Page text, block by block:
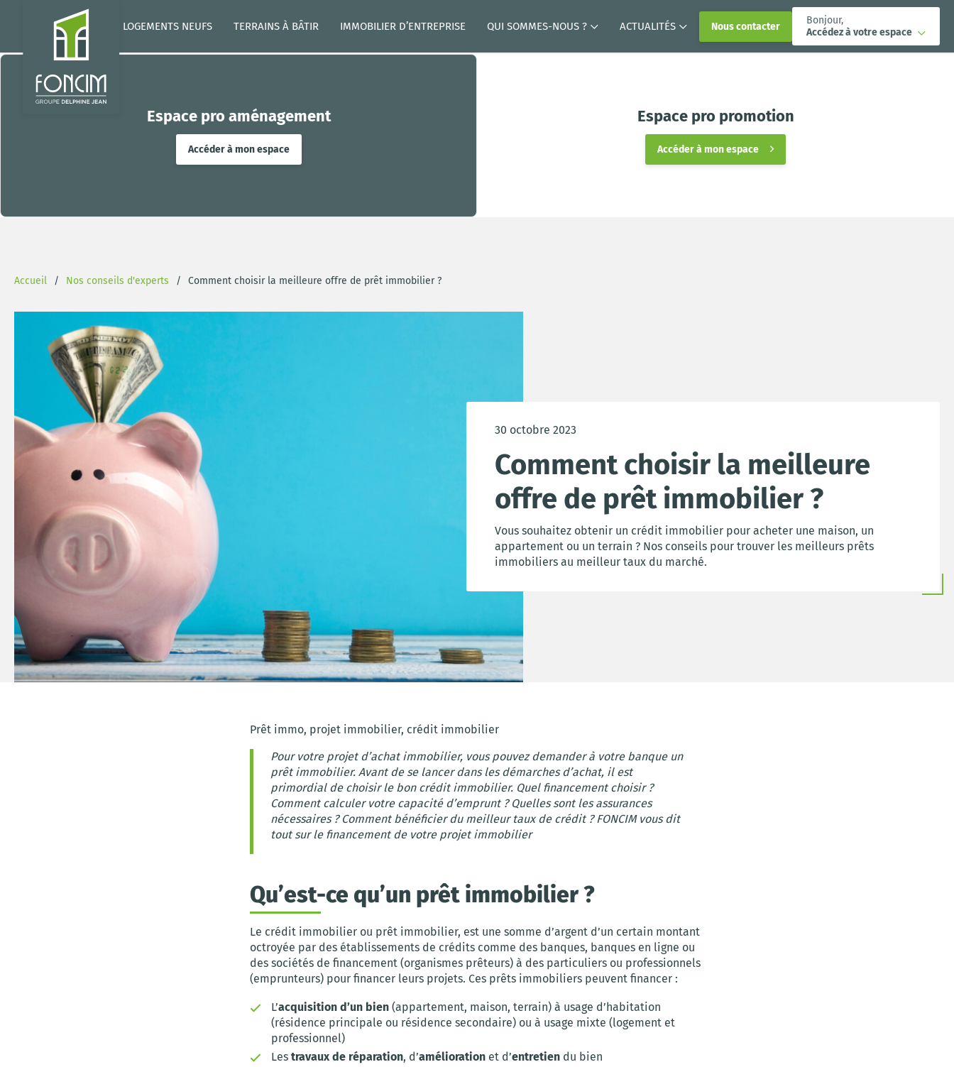
LOGEMENTS NEUFS TERRAINS À BÂTIR IMMOBILIER D’ENTREPRISE QUI SOMMES-NOUS ? ACTUALITÉS Nous contacter
Bonjour,
Accédez à votre espace
Espace pro aménagement
Accéder à mon espace
Espace pro promotion
Accéder à mon espace
Accueil Nos conseils d'experts Comment choisir la meilleure offre de prêt immobilier ?
30 octobre 2023
Comment choisir la meilleure
offre de prêt immobilier ?
Vous souhaitez obtenir un crédit immobilier pour acheter une maison, un
appartement ou un terrain ? Nos conseils pour trouver les meilleurs prêts
immobiliers au meilleur taux du marché.
Prêt immo, projet immobilier, crédit immobilier
Pour votre projet d’achat immobilier, vous pouvez demander à votre banque un
prêt immobilier. Avant de se lancer dans les démarches d’achat, il est
primordial de choisir le bon crédit immobilier. Quel financement choisir ?
Comment calculer votre capacité d’emprunt ? Quelles sont les assurances
nécessaires ? Comment bénéficier du meilleur taux de crédit ? FONCIM vous dit
tout sur le financement de votre projet immobilier
Qu’est-ce qu’un prêt immobilier ?
Le crédit immobilier ou prêt immobilier, est une somme d’argent d’un certain montant
octroyée par des établissements de crédits comme des banques, banques en ligne ou
des sociétés de financement (organismes prêteurs) à des particuliers ou professionnels
(emprunteurs) pour financer leurs projets. Ces prêts immobiliers peuvent financer :
L’acquisition d’un bien (appartement, maison, terrain) à usage d’habitation
(résidence principale ou résidence secondaire) ou à usage mixte (logement et
professionnel)
Les travaux de réparation, d’amélioration et d’entretien du bien